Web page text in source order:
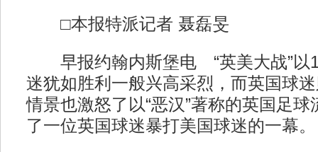
□本报特派记者 聂磊旻
早报约翰内斯堡电 “英美大战”以1
迷犹如胜利一般兴高采烈，而英国球
情景也激怒了以“恶汉”著称的英国足
了一位英国球迷暴打美国球迷的一幕。